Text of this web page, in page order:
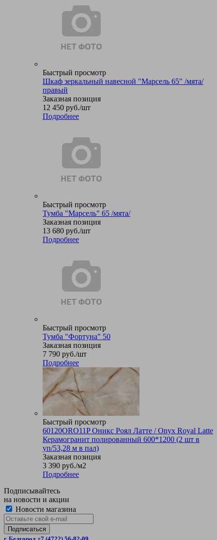
Быстрый просмотр
Шкаф зеркальный навесной "Марсель 65" /мята/
правый
Заказная позиция
12 450 руб./шт
Подробнее
Быстрый просмотр
Тумба "Марсель" 65 /мята/
Заказная позиция
13 680 руб./шт
Подробнее
Быстрый просмотр
Тумба "Фортуна" 50
Заказная позиция
7 790 руб./шт
Подробнее
Быстрый просмотр
60120ORO11P Оникс Роял Латте / Onyx Royal Latte
Керамогранит полированный 600*1200 (2 шт в
уп/53,28 м в пал)
Заказная позиция
3 390 руб./м2
Подробнее
Подписывайтесь
на новости и акции
Новости магазина